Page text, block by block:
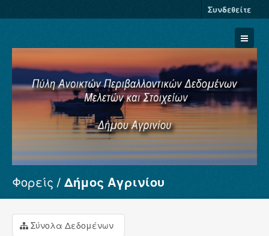
Συνδεθείτε
Σύνολα Δεδομένων
Φορείς
Ομάδες
Φορείς Δήμος Αγρινίου
Σύνολα Δεδομένων